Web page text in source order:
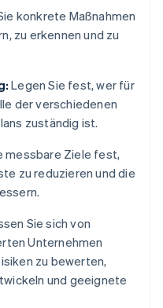
konkrete Maßnahmen
zu erkennen und zu
Legen Sie fest, wer für
der verschiedenen
zuständig ist.
messbare Ziele fest,
zu reduzieren und die
Sie sich von
Unternehmen
zu bewerten,
und geeignete